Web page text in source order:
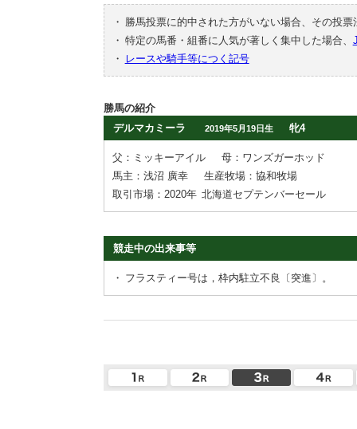
・
勝馬投票に的中された方がいない場合、その投
・ 特定の馬番・組番に人気が著しく集中した場合、
・
レースや騎手等につく記号
勝馬の紹介
デルマカミーラ
2019年5月19日生 牝4
父：ミッキーアイル
母：ワンズガーホッド
馬主：浅沼 廣幸
生産牧場：協和牧場
取引市場：2020年 北海道セプテンバーセール
競走中の出来事等
・ フラスティー号は，枠内駐立不良〔突進〕。